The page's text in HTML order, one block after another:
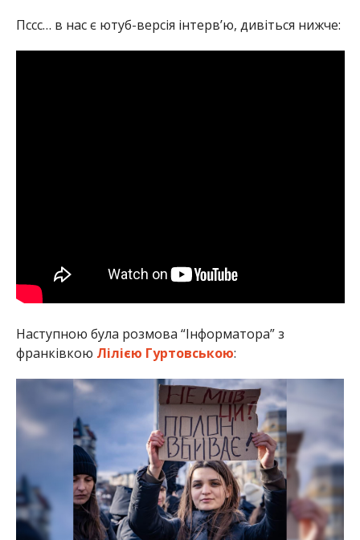
Пссс… в нас є ютуб-версія інтерв’ю, дивіться нижче:
Наступною була розмова “Інформатора” з
франківкою Лілією Гуртовською: